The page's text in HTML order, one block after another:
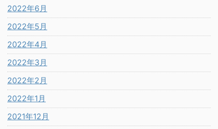
2022年6月
2022年5月
2022年4月
2022年3月
2022年2月
2022年1月
2021年12月